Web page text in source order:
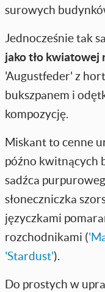
surowych
Jednocześnie tak
jako tło kwiatowej
'Augustfeder' z
bukszpanem i
kompozycję.
Miskant to cenne
późno kwitnących
sadźca
słoneczniczka
języczkami
rozchodnikami (
'Stardust').
Do prostych w